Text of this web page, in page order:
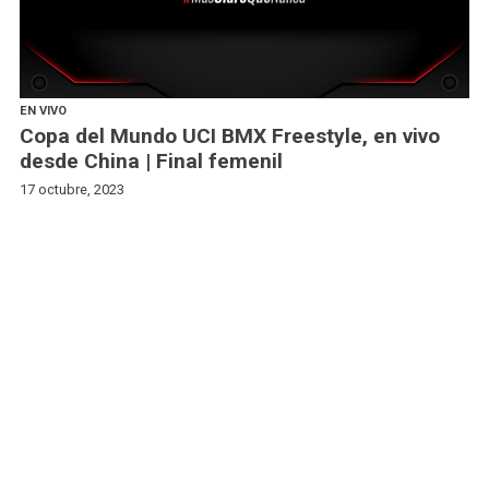
EN VIVO
Copa del Mundo UCI BMX Freestyle, en vivo
desde China | Final femenil
17 octubre, 2023